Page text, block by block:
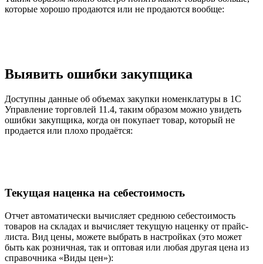
которые хорошо продаются или не продаются вообще:
Выявить ошибки закупщика
Доступны данные об объемах закупки номенклатуры в 1С
Управление торговлей 11.4, таким образом можно увидеть
ошибки закупщика, когда он покупает товар, который не
продается или плохо продаётся:
Текущая наценка на себестоимость
Отчет автоматически вычисляет среднюю себестоимость
товаров на складах и вычисляет текущую наценку от прайс-
листа. Вид цены, можете выбрать в настройках (это может
быть как розничная, так и оптовая или любая другая цена из
справочника «Виды цен»):